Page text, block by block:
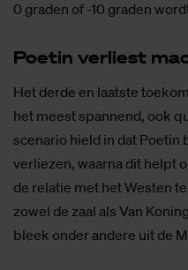
0 graden of -10 graden
Poe­tin ver­liest
Het derde en laatste
het meest spannend, ook
scenario hield in dat Poetin
verliezen, waarna dit helpt
de relatie met het Westen
zowel de zaal als Van
bleek onder andere uit de